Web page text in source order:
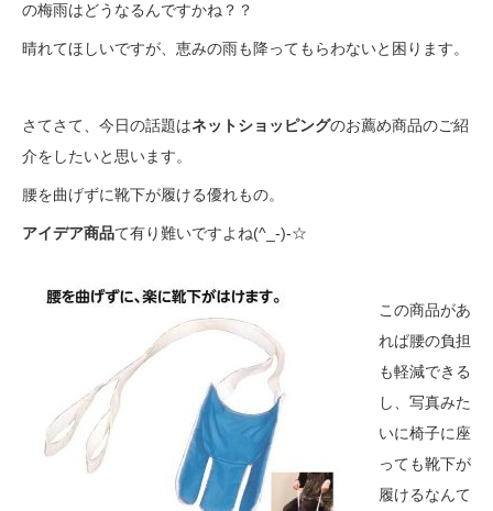
の梅雨はどうなるんですかね？？
晴れてほしいですが、恵みの雨も降ってもらわないと困ります。
さてさて、今日の話題はネットショッピングのお薦め商品のご紹
介をしたいと思います。
腰を曲げずに靴下が履ける優れもの。
アイデア商品て有り難いですよね(^_-)-☆
この商品があ
れば腰の負担
も軽減できる
し、写真みた
いに椅子に座
っても靴下が
履けるなんて